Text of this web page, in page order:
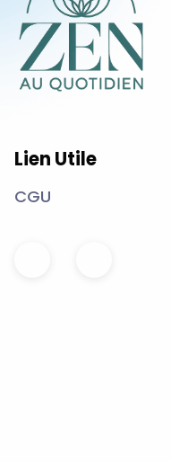
Lien Utile
CGU